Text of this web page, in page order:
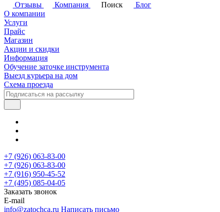
Отзывы
Компания Поиск
Блог
О компании
Услуги
Прайс
Магазин
Акции и скидки
Информация
Обучение заточке инструмента
Выезд курьера на дом
Схема проезда
+7 (926) 063-83-00
+7 (926) 063-83-00
+7 (916) 950-45-52
+7 (495) 085-04-05
Заказать звонок
E-mail
info@zatochca.ru Написать письмо